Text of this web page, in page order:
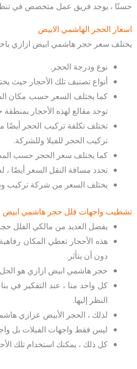
حسنًا ، يوجد فريق عمل متخصص في
اسعار الحجر الهاشمي الابيض
يختلف سعر حجر هاشمي ابيض ازازي
نوع ودرجة الحجر.
أنواع تصنيف تلك الأحجار حيث
كما يختلف السعر حسب مكان
توجد مقالع لهذه الأحجار بمنطقة
تختلف تكلفة تركيب الحجر
تركيب الحجر للفيلا وللشركة.
كما يختلف سعر الحجر حسب
تحدد مسافة النقل السعر أيضًا
يختلف السعر من شركة تركيب
تشطيب واجهات فلل حجر هاشمي ابيض
يفضل العديد من مالكي الفلل
هذه الأحجار تعطي المكان
دون أن يتأثر.
حجر هاشمي ابيض ازازي هو الحل
كل واحد منا ، عند التفكير في
النظر إليها.
لذلك ، الحجر الأبيض عزازي
ليس فقط واجهات الفيلات بل
كل ذلك ، يمكنك استخدام تلك